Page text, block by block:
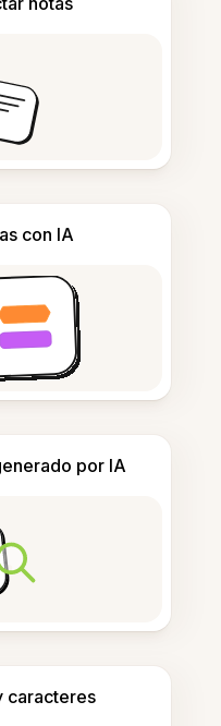
con IA
por IA
caracteres